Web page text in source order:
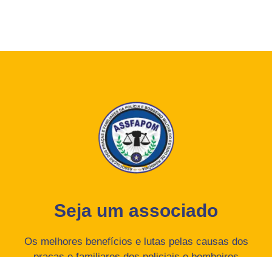
Seja um associado
Os melhores benefícios e lutas pelas causas dos